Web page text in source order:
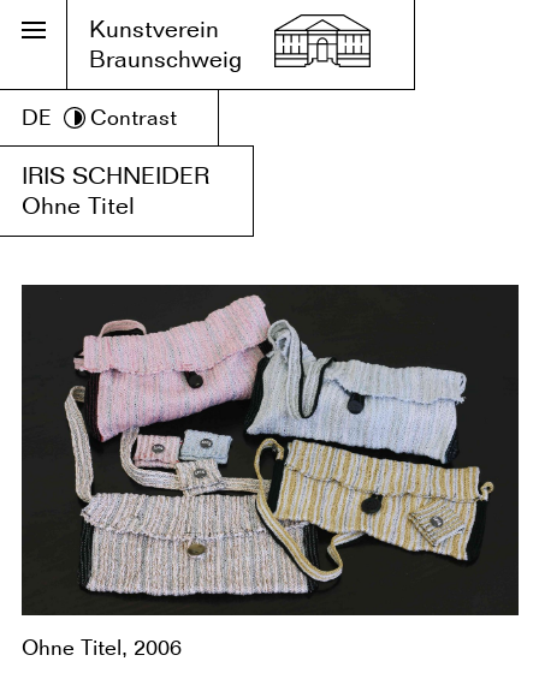
Kunstverein
Braunschweig
DE Contrast
IRIS SCHNEIDER
Ohne Titel
Ohne Titel, 2006